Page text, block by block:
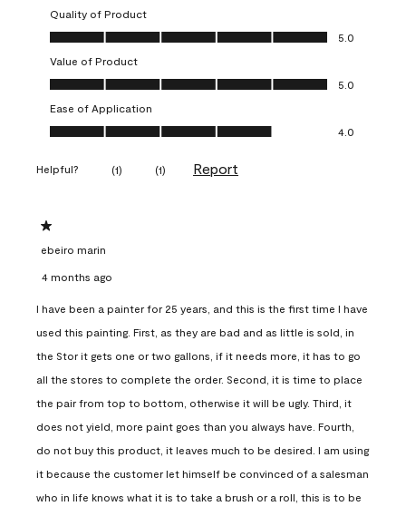
Quality of Product
Quality of Product, 5.0 out of 5
5.0
Value of Product
Value of Product, 5.0 out of 5
5.0
Ease of Application
Ease of Application, 4.0 out of 5
4.0
Helpful? (1) (1) Report
1 out of 5 stars.
ebeiro marin
4 months ago
I have been a painter for 25 years, and this is the first time I have
used this painting. First, as they are bad and as little is sold, in
the Stor it gets one or two gallons, if it needs more, it has to go
all the stores to complete the order. Second, it is time to place
the pair from top to bottom, otherwise it will be ugly. Third, it
does not yield, more paint goes than you always have. Fourth,
do not buy this product, it leaves much to be desired. I am using
it because the customer let himself be convinced of a salesman
who in life knows what it is to take a brush or a roll, this is to be